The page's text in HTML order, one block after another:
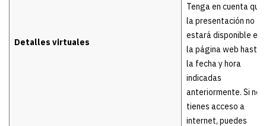
Detalles virtuales
Tenga en cuenta que
la presentación no
estará disponible en
la página web hasta
la fecha y hora
indicadas
anteriormente. Si no
tienes acceso a
internet, puedes